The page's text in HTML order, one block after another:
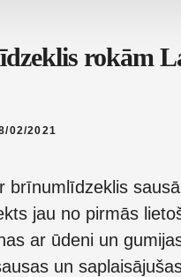
rokām
02/2021
brīnumlīdzeklis
jau no pirmās
ar ūdeni un
un